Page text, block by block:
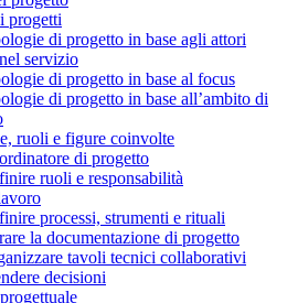
progetti
di progetto in base agli attori
servizio
di progetto in base al focus
di progetto in base all’ambito di
ruoli e figure coinvolte
di progetto
ruoli e responsabilità
processi, strumenti e rituali
la documentazione di progetto
tavoli tecnici collaborativi
decisioni